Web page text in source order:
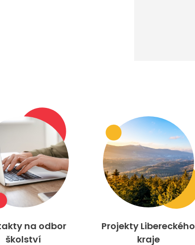
na odbor
školství
Projekty Libereckého
kraje